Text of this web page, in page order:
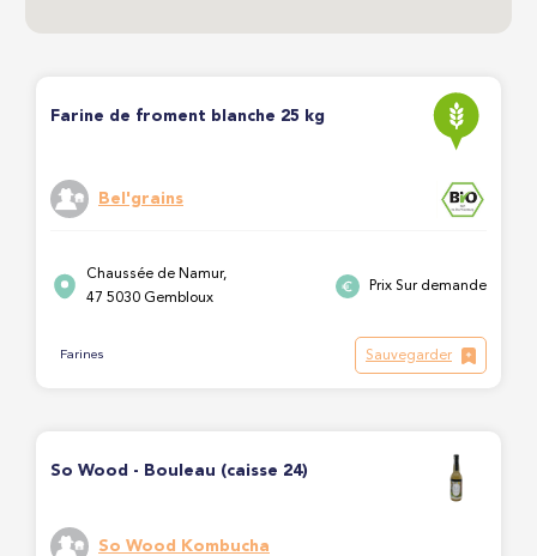
Farine de froment blanche 25 kg
Bel'grains
Chaussée de Namur,
47 5030 Gembloux
Prix Sur demande
Farines Sauvegarder
So Wood - Bouleau (caisse 24)
So Wood Kombucha